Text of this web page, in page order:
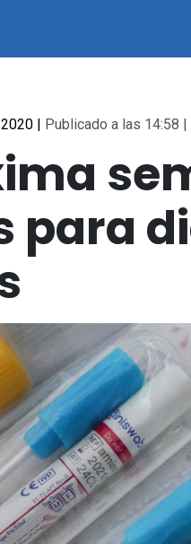
| Publicado a las 14:58
para